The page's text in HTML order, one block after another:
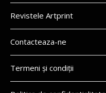
Revistele Artprint
Contacteaza-ne
Termeni și condiții